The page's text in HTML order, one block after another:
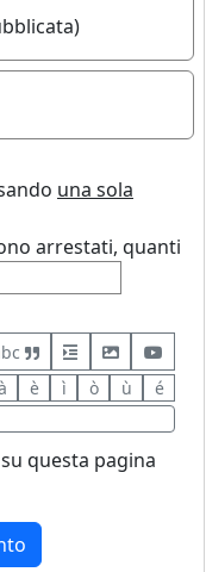
una sola
arrestati, quanti
è ì ò ù é
questa pagina